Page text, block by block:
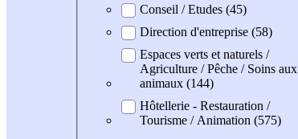
Conseil / Etudes (45)
Direction d'entreprise (58)
Espaces verts et naturels /
Agriculture / Pêche / Soins aux
animaux (144)
Hôtellerie - Restauration /
Tourisme / Animation (575)